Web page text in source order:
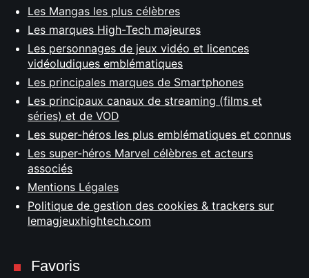
Les Mangas les plus célèbres
Les marques High-Tech majeures
Les personnages de jeux vidéo et licences
vidéoludiques emblématiques
Les principales marques de Smartphones
Les principaux canaux de streaming (films et
séries) et de VOD
Les super-héros les plus emblématiques et connus
Les super-héros Marvel célèbres et acteurs
associés
Mentions Légales
Politique de gestion des cookies & trackers sur
lemagjeuxhightech.com
Favoris